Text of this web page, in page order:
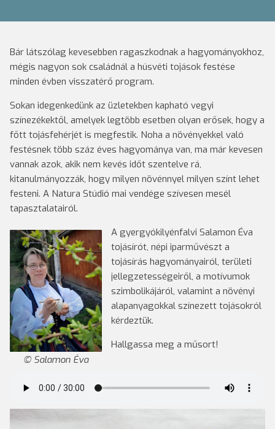
Bár látszólag kevesebben ragaszkodnak a hagyományokhoz,
mégis nagyon sok családnál a húsvéti tojások festése
minden évben visszatérő program.
Sokan idegenkedünk az üzletekben kapható vegyi
színezékektől, amelyek legtöbb esetben olyan erősek, hogy a
főtt tojásfehérjét is megfestik. Noha a növényekkel való
festésnek több száz éves hagyománya van, ma már kevesen
vannak azok, akik nem kevés időt szentelve rá,
kitanulmányozzák, hogy milyen növénnyel milyen színt lehet
festeni. A Natura Stúdió mai vendége szívesen mesél
tapasztalatairól.
Salamon Éva
A gyergyókilyénfalvi Salamon Éva
tojásírót, népi iparművészt a
tojásírás hagyományairól, területi
jellegzetességeiről, a motívumok
szimbolikájáról, valamint a növényi
alapanyagokkal színezett tojásokról
kérdeztük.
Hallgassa meg a műsort!